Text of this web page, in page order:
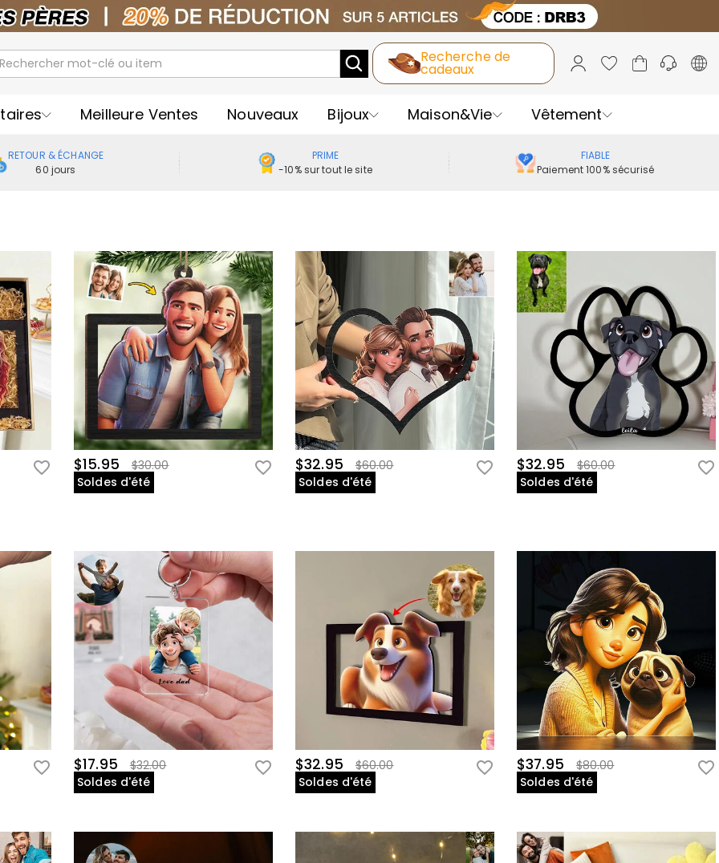
Recherche de
cadeaux
Meilleure Ventes Nouveaux Bijoux Maison&Vie Vêtement
RETOUR & ÉCHANGE
60 jours
PRIME
-10% sur tout le site
FIABLE
Paiement 100% sécurisé
$15.95
$30.00
Soldes d'été
$32.95
$60.00
Soldes d'été
$32.95
$60.00
Soldes d'été
$17.95
$32.00
Soldes d'été
$32.95
$60.00
Soldes d'été
$37.95
$80.00
Soldes d'été